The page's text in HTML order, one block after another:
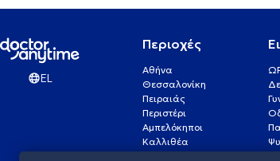
EL
Περιοχές
Αθήνα
Θεσσαλονίκη
Πειραιάς
Περιστέρι
Αμπελόκηποι
Καλλιθέα